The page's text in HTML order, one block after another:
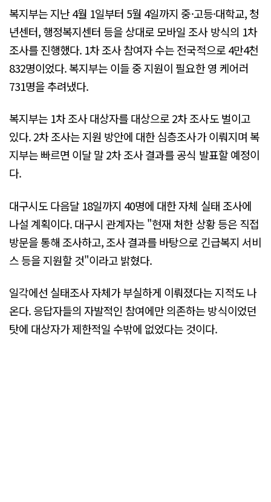
복지부는 지난 4월 1일부터 5월 4일까지 중·고등·대학교, 청
년센터, 행정복지센터 등을 상대로 모바일 조사 방식의 1차
조사를 진행했다. 1차 조사 참여자 수는 전국적으로 4만4천
832명이었다. 복지부는 이들 중 지원이 필요한 영 케어러
731명을 추려냈다.
복지부는 1차 조사 대상자를 대상으로 2차 조사도 벌이고
있다. 2차 조사는 지원 방안에 대한 심층조사가 이뤄지며 복
지부는 빠르면 이달 말 2차 조사 결과를 공식 발표할 예정이
다.
대구시도 다음달 18일까지 40명에 대한 자체 실태 조사에
나설 계획이다. 대구시 관계자는 "현재 처한 상황 등은 직접
방문을 통해 조사하고, 조사 결과를 바탕으로 긴급복지 서비
스 등을 지원할 것"이라고 밝혔다.
일각에선 실태조사 자체가 부실하게 이뤄졌다는 지적도 나
온다. 응답자들의 자발적인 참여에만 의존하는 방식이었던
탓에 대상자가 제한적일 수밖에 없었다는 것이다.